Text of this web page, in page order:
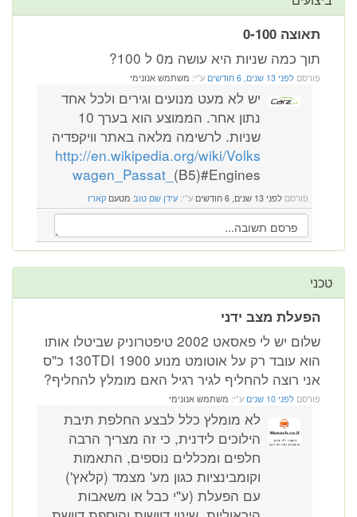
תאוצה 0-100
תוך כמה שניות היא עושה מ0 ל 100?
פורסם לפני 13 שנים, 6 חודשים ע"י: משתמש אנונימי
יש לא מעט מנועים וגירים ולכל אחד
נתון אחר. הממוצע הוא בערך 10
שניות. לרשימה מלאה באתר וויקפדיה
http://en.wikipedia.org/wiki/Volks
wagen_Passat_ (B5)#Engines
פורסם לפני 13 שנים, 6 חודשים ע"י: עידן שם טוב מטעם קארז
טכני
הפעלת מצב ידני
שלום יש לי פאסאט 2002 טיפטרוניק שביטלו אותו
הוא עובד רק על אוטומט מנוע 1900 130TDI כ"ס
אני רוצה להחליף לגיר רגיל האם מומלץ להחליף?
פורסם לפני 10 שנים ע"י: משתמש אנונימי
לא מומלץ כלל לבצע החלפת תיבת
הילוכים לידנית, כי זה מצריך הרבה
חלפים ומכללים נוספים, התאמות
וקומבינציות כגון מע' מצמד (קלאץ')
עם הפעלת (ע"י כבל או משאבות